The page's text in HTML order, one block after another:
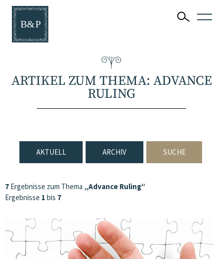
ARTIKEL ZUM THEMA: ADVANCE
RULING
AKTUELL ARCHIV SUCHE
7 Ergebnisse zum Thema „Advance Ruling“
Ergebnisse 1 bis 7